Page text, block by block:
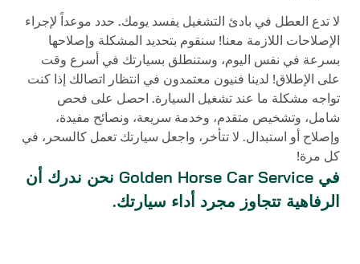
لا تدع العطل في بادئ التشغيل يفسد يومك. حدد موعداً لإجراء
الإصلاحات اللازمة معنا! سنقوم بتحديد المشكلة وإصلاحها
بسرعة في نفس اليوم، وستنطلق بسيارتك في أسرع وقت
على الإطلاق! لدينا فنيون معتمدون في انتظار اتصالك إذا كنت
تواجه مشكلة ما عند تشغيل السيارة. احصل على فحص
شامل، وتشخيص متقدم، وخدمة سريعة، ونصائح مفيدة،
وإصلاح أو استبدال. لا تتأخر، واجعل سيارتك تعمل كالسحر، في
كل مرة!
في Golden Horse Car Service نحن ندرك أن
الرفاهية تتجاوز مجرد أداء سيارتك.